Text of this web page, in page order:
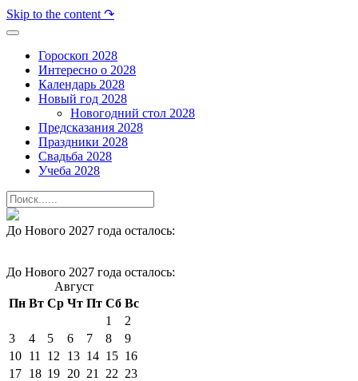
Skip to the content ↷
Гороскоп 2028
Интересно о 2028
Календарь 2028
Новый год 2028
Новогодний стол 2028
Предсказания 2028
Праздники 2028
Свадьба 2028
Учеба 2028
До Нового 2027 года осталось:
До Нового 2027 года осталось:
Август
Пн Вт Ср Чт Пт Сб Вс
1
2
3
4 5 6 7 8
9
10 11 12 13 14 15 16
17 18 19 20 21 22 23